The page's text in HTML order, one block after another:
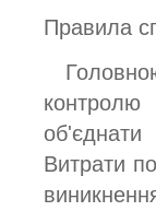
Правила
контролю
Витрати